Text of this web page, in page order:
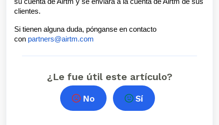
clientes.
Si tienen alguna duda, pónganse en contacto
con partners@airtm.com
¿Le fue útil este artículo?
No Sí